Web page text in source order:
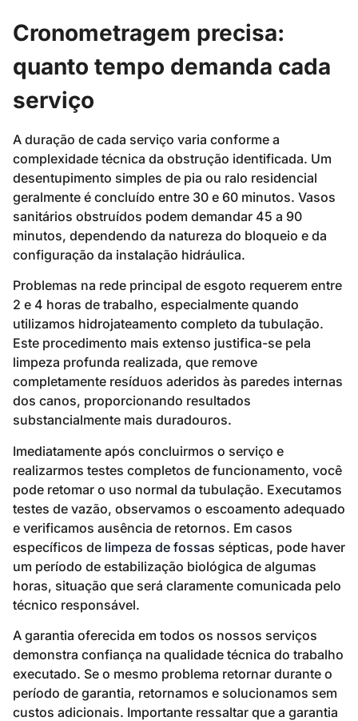
Cronometragem precisa:
quanto tempo demanda cada
serviço
A duração de cada serviço varia conforme a
complexidade técnica da obstrução identificada. Um
desentupimento simples de pia ou ralo residencial
geralmente é concluído entre 30 e 60 minutos. Vasos
sanitários obstruídos podem demandar 45 a 90
minutos, dependendo da natureza do bloqueio e da
configuração da instalação hidráulica.
Problemas na rede principal de esgoto requerem entre
2 e 4 horas de trabalho, especialmente quando
utilizamos hidrojateamento completo da tubulação.
Este procedimento mais extenso justifica-se pela
limpeza profunda realizada, que remove
completamente resíduos aderidos às paredes internas
dos canos, proporcionando resultados
substancialmente mais duradouros.
Imediatamente após concluirmos o serviço e
realizarmos testes completos de funcionamento, você
pode retomar o uso normal da tubulação. Executamos
testes de vazão, observamos o escoamento adequado
e verificamos ausência de retornos. Em casos
específicos de limpeza de fossas sépticas, pode haver
um período de estabilização biológica de algumas
horas, situação que será claramente comunicada pelo
técnico responsável.
A garantia oferecida em todos os nossos serviços
demonstra confiança na qualidade técnica do trabalho
executado. Se o mesmo problema retornar durante o
período de garantia, retornamos e solucionamos sem
custos adicionais. Importante ressaltar que a garantia